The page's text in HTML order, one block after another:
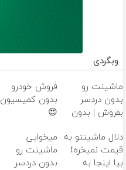
وبگردی
ماشینت رو
بدون دردسر
بفروش | بدون
فروش خودرو
بدون کمیسیون
😍
دلال ماشینتو به
قیمت نمیخره!
بیا اینجا به
میخوایی
ماشینت رو
بدون دردسر